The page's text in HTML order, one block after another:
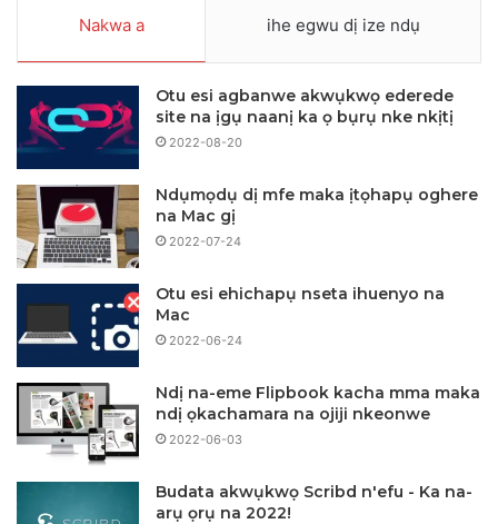
Nakwa a ihe egwu dị ize ndụ
Otu esi agbanwe akwụkwọ ederede
site na ịgụ naanị ka ọ bụrụ nke nkịtị
2022-08-20
Ndụmọdụ dị mfe maka ịtọhapụ oghere
na Mac gị
2022-07-24
Otu esi ehichapụ nseta ihuenyo na
Mac
2022-06-24
Ndị na-eme Flipbook kacha mma maka
ndị ọkachamara na ojiji nkeonwe
2022-06-03
Budata akwụkwọ Scribd n'efu - Ka na-
arụ ọrụ na 2022!